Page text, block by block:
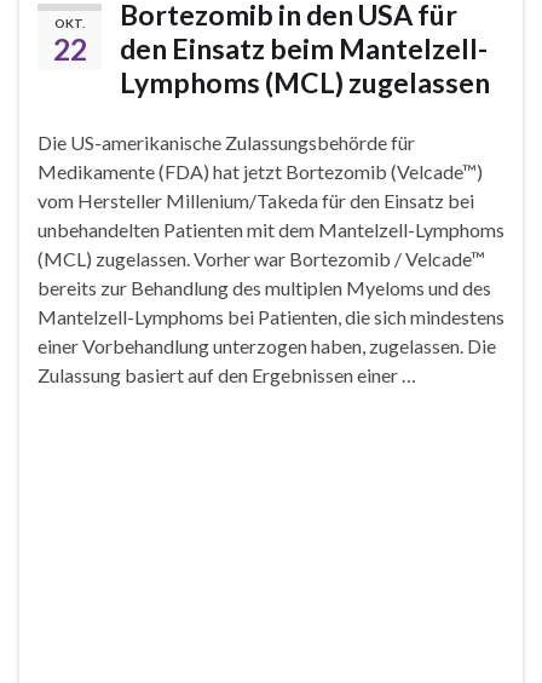
OKT.
22
Bortezomib in den USA für
den Einsatz beim Mantelzell-
Lymphoms (MCL) zugelassen
Die US-amerikanische Zulassungsbehörde für
Medikamente (FDA) hat jetzt Bortezomib (Velcade™)
vom Hersteller Millenium/Takeda für den Einsatz bei
unbehandelten Patienten mit dem Mantelzell-Lymphoms
(MCL) zugelassen. Vorher war Bortezomib / Velcade™
bereits zur Behandlung des multiplen Myeloms und des
Mantelzell-Lymphoms bei Patienten, die sich mindestens
einer Vorbehandlung unterzogen haben, zugelassen. Die
Zulassung basiert auf den Ergebnissen einer …